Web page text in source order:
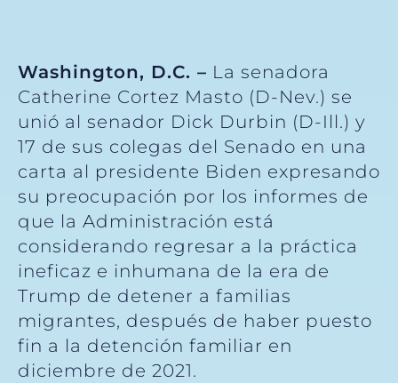
Washington, D.C. – La senadora
Catherine Cortez Masto (D-Nev.) se
unió al senador Dick Durbin (D-Ill.) y
17 de sus colegas del Senado en una
carta al presidente Biden expresando
su preocupación por los informes de
que la Administración está
considerando regresar a la práctica
ineficaz e inhumana de la era de
Trump de detener a familias
migrantes, después de haber puesto
fin a la detención familiar en
diciembre de 2021.